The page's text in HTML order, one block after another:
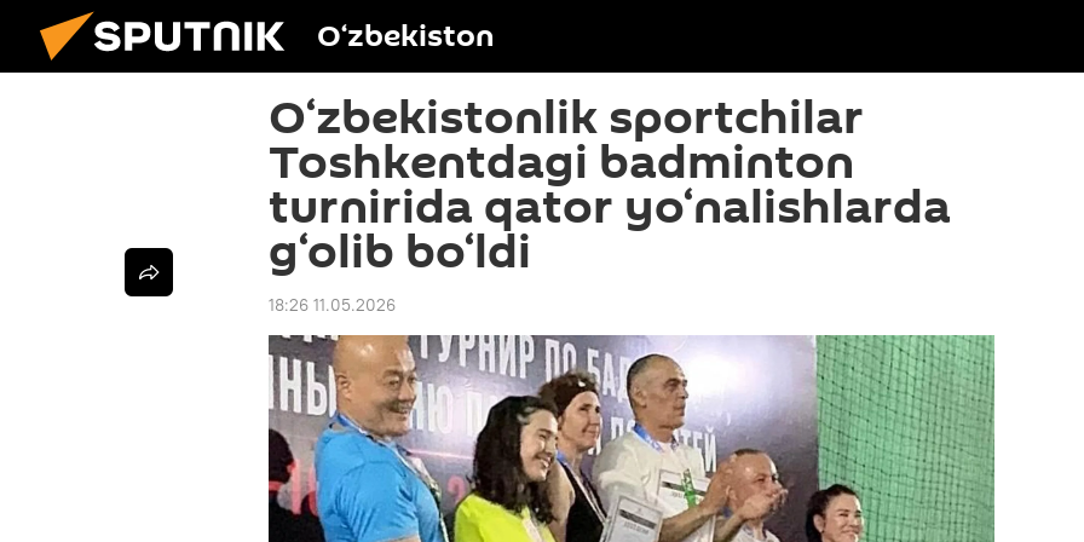
O‘zbekiston
O‘zbekistonlik sportchilar
Toshkentdagi badminton
turnirida qator yo‘nalishlarda
g‘olib bo‘ldi
18:26 11.05.2026